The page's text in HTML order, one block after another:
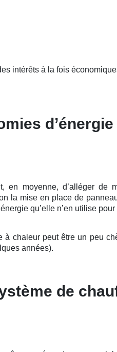
intérêts à la fois
d’énergie
en moyenne, d’alléger de
la mise en place de
qu’elle n’en utilise
à chaleur peut être un peu
années).
de